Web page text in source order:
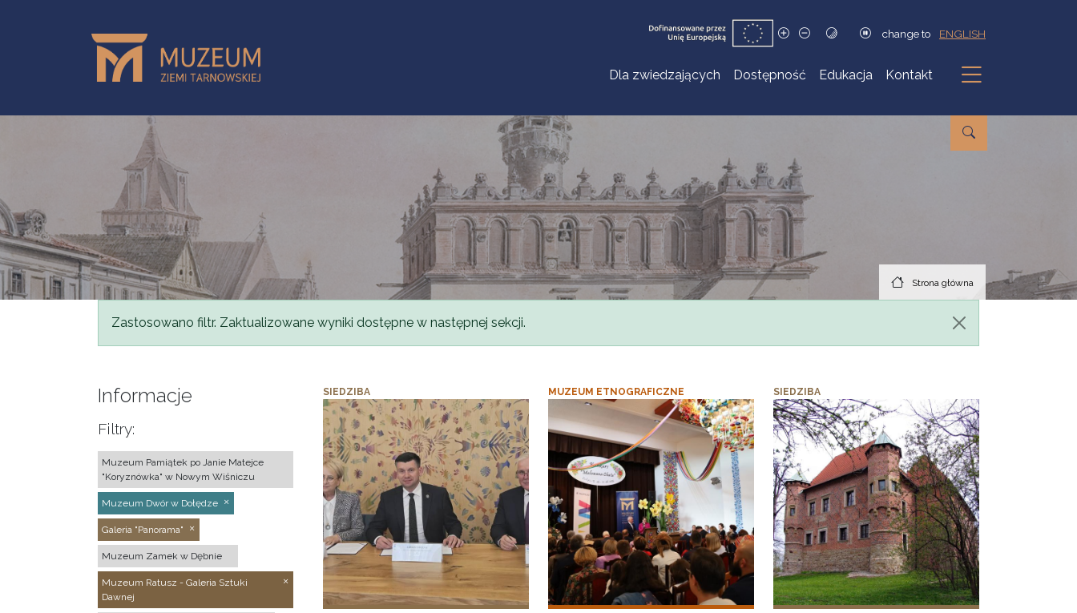
change to ENGLISH
Dla zwiedzających Dostępność Edukacja Kontakt
Podmenu
Strona główna
Komunikat
Zastosowano filtr. Zaktualizowane wyniki dostępne w następnej sekcji.
Informacje
Filtry:
Muzeum Pamiątek po Janie Matejce
"Koryznówka" w Nowym Wiśniczu
Muzeum Dwór w Dołędze
Galeria "Panorama"
Muzeum Zamek w Dębnie
Muzeum Ratusz - Galeria Sztuki
Dawnej
SIEDZIBA MUZEUM ETNOGRAFICZNE SIEDZIBA